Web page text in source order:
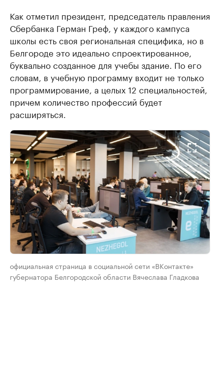
Как отметил президент, председатель правления
Сбербанка Герман Греф, у каждого кампуса
школы есть своя региональная специфика, но в
Белгороде это идеально спроектированное,
буквально созданное для учебы здание. По его
словам, в учебную программу входит не только
программирование, а целых 12 специальностей,
причем количество профессий будет
расширяться.
официальная страница в социальной сети «ВКонтакте»
губернатора Белгородской области Вячеслава Гладкова